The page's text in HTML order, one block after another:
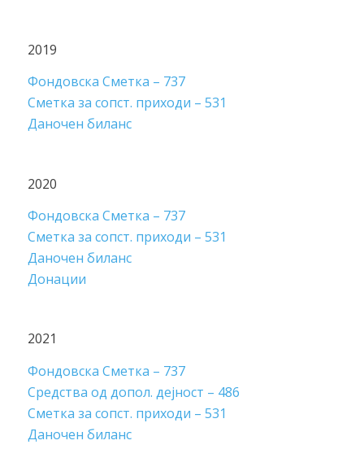
2019
Фондовска Сметка – 737
Сметка за сопст. приходи – 531
Даночен биланс
2020
Фондовска Сметка – 737
Сметка за сопст. приходи – 531
Даночен биланс
Донации
2021
Фондовска Сметка – 737
Средства од допол. дејност – 486
Сметка за сопст. приходи – 531
Даночен биланс